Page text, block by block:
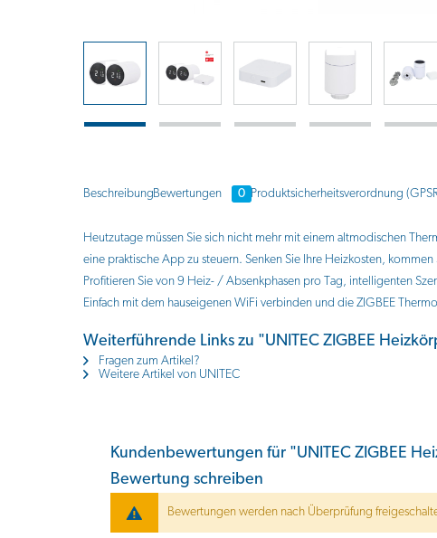
BeschreibungBewertungen 0 Produktsicherheitsverordnung
Heutzutage müssen Sie sich nicht mehr mit einem altmodischen
eine praktische App zu steuern. Senken Sie Ihre Heizkosten,
Profitieren Sie von 9 Heiz- / Absenkphasen pro Tag, intelligenten
Einfach mit dem hauseigenen WiFi verbinden und die ZIGBEE
Weiterführende Links zu "UNITEC ZIGBEE
Fragen zum Artikel?
Weitere Artikel von UNITEC
Kundenbewertungen für "UNITEC ZIGBEE
Bewertung schreiben
Bewertungen werden nach Überprüfung